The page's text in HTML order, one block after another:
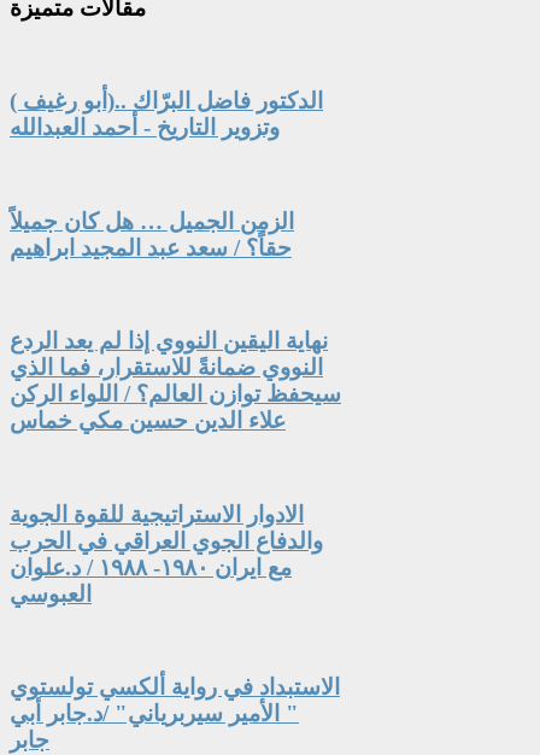
مقالات متميزة
الدكتور فاضل البرّاك ..(أبو رغيف )
وتزوير التاريخ - أحمد العبدالله
الزمن الجميل … هل كان جميلاً
حقاً؟ / سعد عبد المجيد ابراهيم
نهاية اليقين النووي إذا لم يعد الردع
النووي ضمانةً للاستقرار، فما الذي
سيحفظ توازن العالم؟ / اللواء الركن
علاء الدين حسين مكي خماس
الادوار الاستراتيجية للقوة الجوية
والدفاع الجوي العراقي في الحرب
مع ايران ١٩٨٠- ١٩٨٨ / د.علوان
العبوسي
الاستبداد في رواية ألكسي تولستوي
" الأمير سيربرياني" /د.جابر أبي
جابر